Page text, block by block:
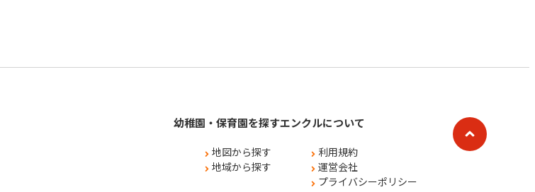
幼稚園・保育園を探す
地図から探す
地域から探す
エンクルについて
利用規約
運営会社
プライバシーポリシー